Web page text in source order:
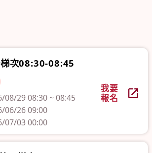
次08:30-08:45
08/29 08:30 ~ 08:45
06/26 09:00
07/03 00:00
我要
報名